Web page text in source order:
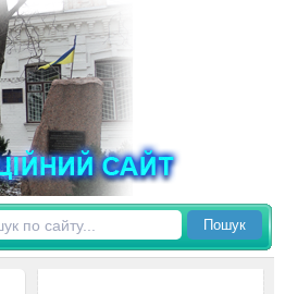
Пошук